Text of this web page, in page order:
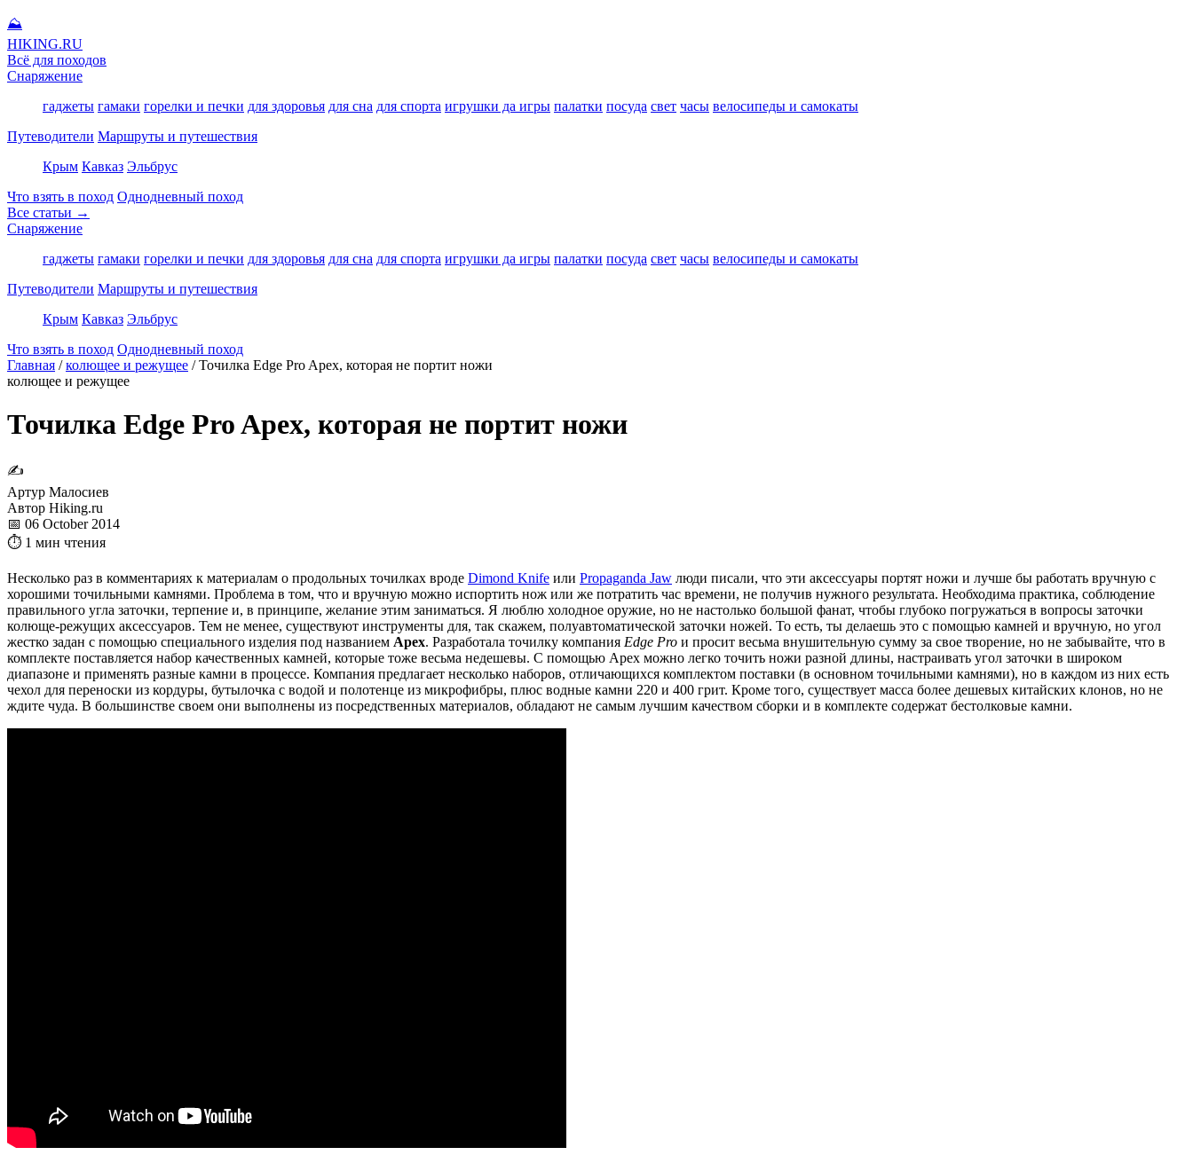
⛰
HIKING.RU
Всё для походов
Снаряжение
гаджеты гамаки горелки и печки для здоровья для сна для спорта игрушки да игры палатки посуда свет часы велосипеды и самокаты
Путеводители Маршруты и путешествия
Крым Кавказ Эльбрус
Что взять в поход Однодневный поход
Все статьи →
Снаряжение
гаджеты гамаки горелки и печки для здоровья для сна для спорта игрушки да игры палатки посуда свет часы велосипеды и самокаты
Путеводители Маршруты и путешествия
Крым Кавказ Эльбрус
Что взять в поход Однодневный поход
Главная / колющее и режущее / Точилка Edge Pro Apex, которая не портит ножи
колющее и режущее
Точилка Edge Pro Apex, которая не портит ножи
✍
Артур Малосиев
Автор Hiking.ru
📅 06 October 2014
⏱ 1 мин чтения
Несколько раз в комментариях к материалам о продольных точилках вроде Dimond Knife или Propaganda Jaw люди писали, что эти аксессуары портят ножи и лучше бы работать вручную с
хорошими точильными камнями. Проблема в том, что и вручную можно испортить нож или же потратить час времени, не получив нужного результата. Необходима практика, соблюдение
правильного угла заточки, терпение и, в принципе, желание этим заниматься. Я люблю холодное оружие, но не настолько большой фанат, чтобы глубоко погружаться в вопросы заточки
колюще-режущих аксессуаров. Тем не менее, существуют инструменты для, так скажем, полуавтоматической заточки ножей. То есть, ты делаешь это с помощью камней и вручную, но угол
жестко задан с помощью специального изделия под названием Apex. Разработала точилку компания Edge Pro и просит весьма внушительную сумму за свое творение, но не забывайте, что в
комплекте поставляется набор качественных камней, которые тоже весьма недешевы. С помощью Apex можно легко точить ножи разной длины, настраивать угол заточки в широком
диапазоне и применять разные камни в процессе. Компания предлагает несколько наборов, отличающихся комплектом поставки (в основном точильными камнями), но в каждом из них есть
чехол для переноски из кордуры, бутылочка с водой и полотенце из микрофибры, плюс водные камни 220 и 400 грит. Кроме того, существует масса более дешевых китайских клонов, но не
ждите чуда. В большинстве своем они выполнены из посредственных материалов, обладают не самым лучшим качеством сборки и в комплекте содержат бестолковые камни.